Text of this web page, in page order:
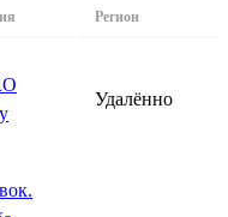
Регион
Удалённо